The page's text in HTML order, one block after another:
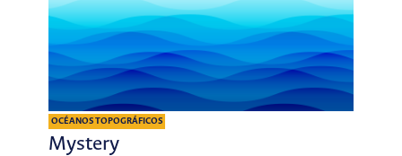
OCÉANOS TOPOGRÁFICOS
Mystery